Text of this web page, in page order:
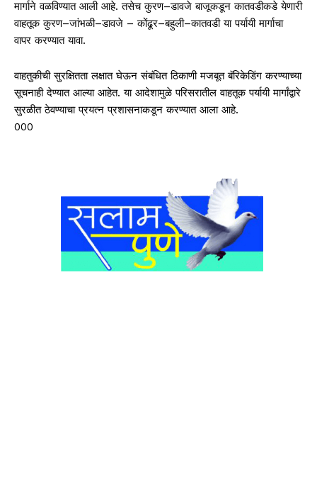
मार्गाने वळविण्यात आली आहे. तसेच कुरण–डावजे बाजूकडून कातवडीकडे येणारी
वाहतूक कुरण–जांभळी–डावजे – कोंढूर–बहुली–कातवडी या पर्यायी मार्गाचा
वापर करण्यात यावा.
वाहतुकीची सुरक्षितता लक्षात घेऊन संबंधित ठिकाणी मजबूत बॅरिकेडिंग करण्याच्या
सूचनाही देण्यात आल्या आहेत. या आदेशामुळे परिसरातील वाहतूक पर्यायी मार्गांद्वारे
सुरळीत ठेवण्याचा प्रयत्न प्रशासनाकडून करण्यात आला आहे.
000